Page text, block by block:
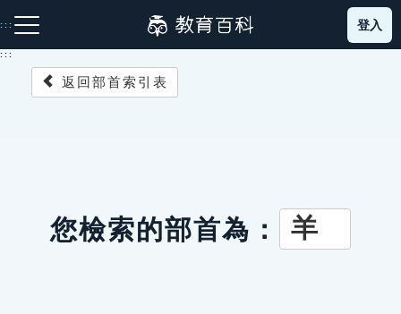
到
主
::: 登入
:::
返回部首索引表
您檢索的部首為： 羊